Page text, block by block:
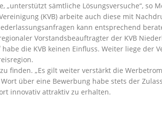
sämtliche Lösungsversuche“, so
(KVB) arbeite auch diese mit
kann entsprechend
Vorstandsbeauftragter der KVB
die KVB keinen Einfluss. Weiter liege der
finden. „Es gilt weiter verstärkt die
über eine Bewerbung habe stets der
innovativ attraktiv zu erhalten.